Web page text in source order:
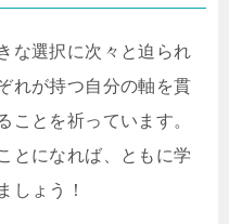
な選択に次々と迫られ
れが持つ自分の軸を貫
ことを祈っています。
とになれば、ともに学
しょう！